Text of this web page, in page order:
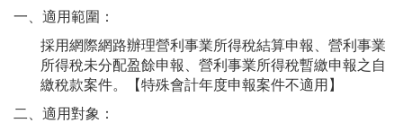
一、適用範圍：
採用網際網路辦理營利事業所得稅結算申報、營利事業
所得稅未分配盈餘申報、營利事業所得稅暫繳申報之自
繳稅款案件。【特殊會計年度申報案件不適用】
二、適用對象：